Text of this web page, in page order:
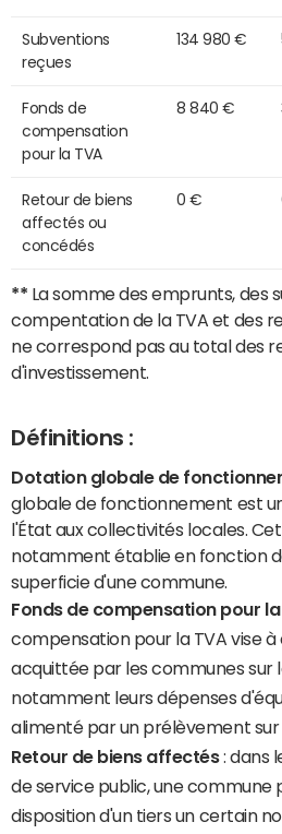
Subventions
reçues
134 980 €
Fonds de
compensation
pour la TVA
8 840 €
Retour de biens
affectés ou
concédés
0 €
** La somme des emprunts, des
compentation de la TVA et des
ne correspond pas au total des
d'investissement.
Définitions :
Dotation globale de
globale de fonctionnement est
l'État aux collectivités locales.
notamment établie en fonction
superficie d'une commune.
Fonds de compensation pour la
compensation pour la TVA vise à
acquittée par les communes sur
notamment leurs dépenses
alimenté par un prélèvement sur
Retour de biens affectés: dans
de service public, une commune
disposition d'un tiers un certain